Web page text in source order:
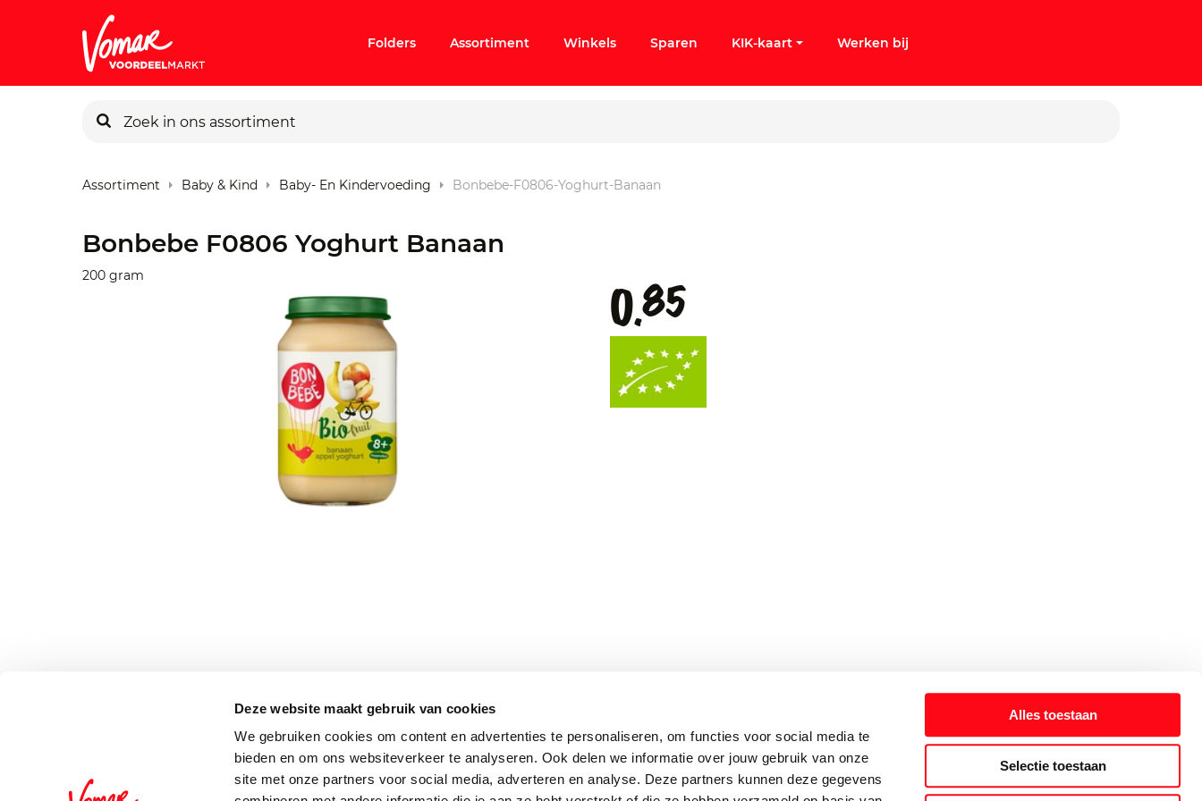
Deze website maakt gebruik van cookies
We gebruiken cookies om content en advertenties te personaliseren, om functies voor social media te
bieden en om ons websiteverkeer te analyseren. Ook delen we informatie over jouw gebruik van onze
site met onze partners voor social media, adverteren en analyse. Deze partners kunnen deze gegevens
Alles toestaan
Selectie toestaan
Pincode vergeten
Folders Assortiment Winkels Sparen KIK-kaart Werken bij
Assortiment Baby & Kind Baby- En Kindervoeding Bonbebe-F0806-Yoghurt-Banaan
Bonbebe F0806 Yoghurt Banaan
200 gram
0.85
Schrijf je in voor de Vomar nieuwsbrief